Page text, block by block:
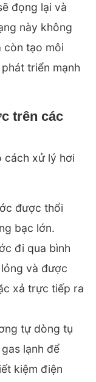
đọng lại và
này không
còn tạo môi
triển mạnh
trên các
cách xử lý hơi
được thổi
bạc lớn.
đi qua bình
và được
xả trực tiếp ra
tự dòng tụ
lạnh để
kiệm điện